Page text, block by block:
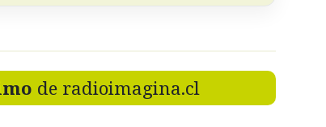
de radioimagina.cl